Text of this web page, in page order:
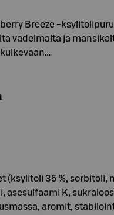
Breeze -
vadelmalta ja
(ksylitoli 35 %, sorbitoli,
asesulfaami K,
aromit,